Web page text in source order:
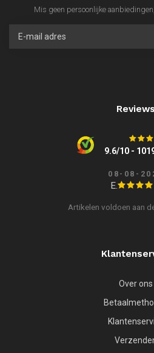
Mis geen persoonlijke
Reviews
9.6/10 -
08-08-
E.
Artikelen voldoen aan
Over ons